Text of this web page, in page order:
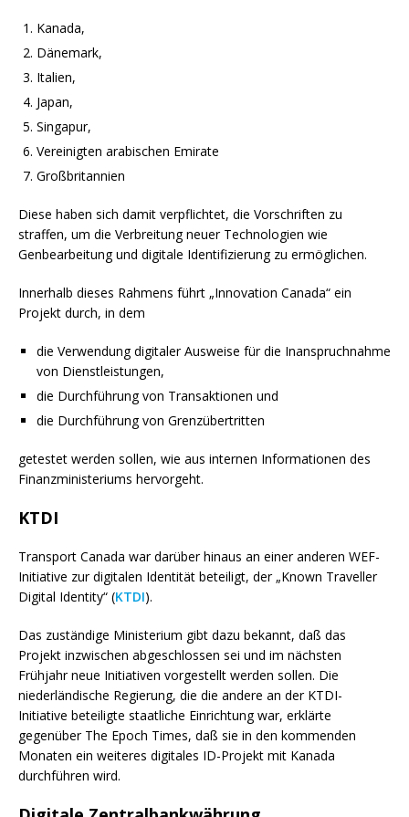
Kanada,
Dänemark,
Italien,
Japan,
Singapur,
Vereinigten arabischen Emirate
Großbritannien
Diese haben sich damit verpflichtet, die Vorschriften zu
straffen, um die Verbreitung neuer Technologien wie
Genbearbeitung und digitale Identifizierung zu ermöglichen.
Innerhalb dieses Rahmens führt „Innovation Canada“ ein
Projekt durch, in dem
die Verwendung digitaler Ausweise für die Inanspruchnahme
von Dienstleistungen,
die Durchführung von Transaktionen und
die Durchführung von Grenzübertritten
getestet werden sollen, wie aus internen Informationen des
Finanzministeriums hervorgeht.
KTDI
Transport Canada war darüber hinaus an einer anderen WEF-
Initiative zur digitalen Identität beteiligt, der „Known Traveller
Digital Identity“ (KTDI).
Das zuständige Ministerium gibt dazu bekannt, daß das
Projekt inzwischen abgeschlossen sei und im nächsten
Frühjahr neue Initiativen vorgestellt werden sollen. Die
niederländische Regierung, die die andere an der KTDI-
Initiative beteiligte staatliche Einrichtung war, erklärte
gegenüber The Epoch Times, daß sie in den kommenden
Monaten ein weiteres digitales ID-Projekt mit Kanada
durchführen wird.